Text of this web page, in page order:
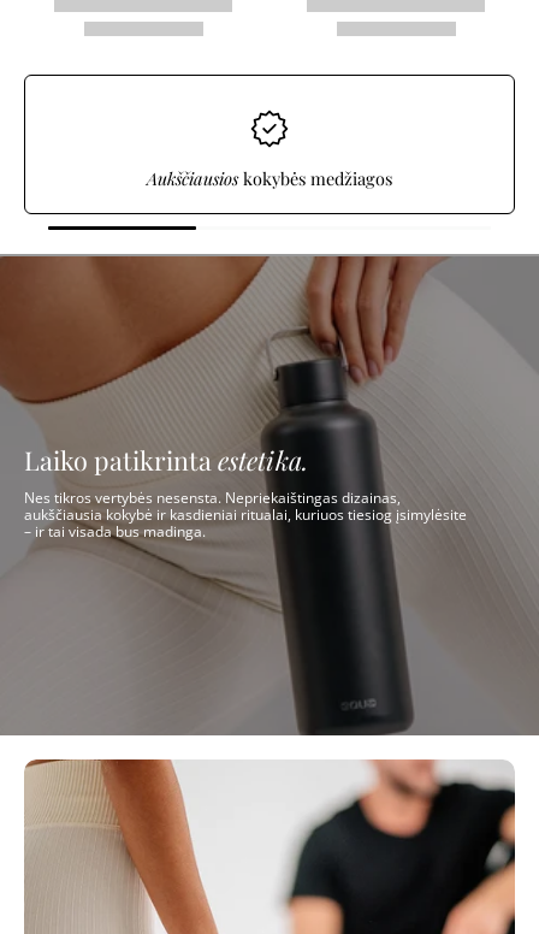
100%sandarumas
Laiko patikrinta estetika.
Nes tikros vertybės nesensta. Nepriekaištingas dizainas,
aukščiausia kokybė ir kasdieniai ritualai, kuriuos tiesiog įsimylėsite
– ir tai visada bus madinga.